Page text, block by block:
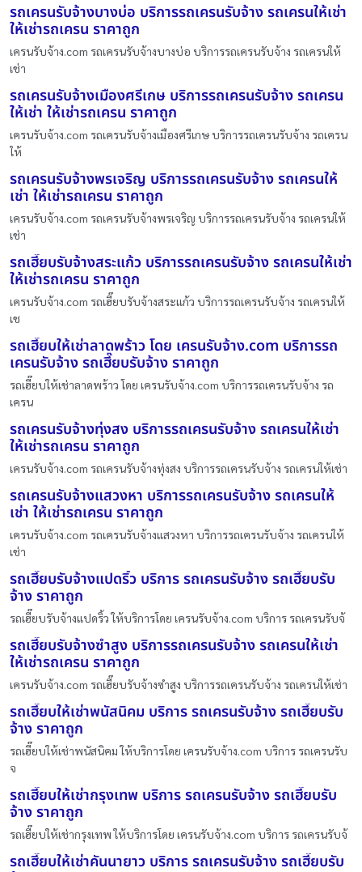
รถเครนรับจ้างบางบ่อ บริการรถเครนรับจ้าง รถเครนให้เช่า
ให้เช่ารถเครน ราคาถูก
เครนรับจ้าง.com รถเครนรับจ้างบางบ่อ บริการรถเครนรับจ้าง รถเครนให้
เช่า
รถเครนรับจ้างเมืองศรีเกษ บริการรถเครนรับจ้าง รถเครน
ให้เช่า ให้เช่ารถเครน ราคาถูก
เครนรับจ้าง.com รถเครนรับจ้างเมืองศรีเกษ บริการรถเครนรับจ้าง รถเครน
ให้
รถเครนรับจ้างพรเจริญ บริการรถเครนรับจ้าง รถเครนให้
เช่า ให้เช่ารถเครน ราคาถูก
เครนรับจ้าง.com รถเครนรับจ้างพรเจริญ บริการรถเครนรับจ้าง รถเครนให้
เช่า
รถเฮี๊ยบรับจ้างสระแก้ว บริการรถเครนรับจ้าง รถเครนให้เช่า
ให้เช่ารถเครน ราคาถูก
เครนรับจ้าง.com รถเฮี๊ยบรับจ้างสระแก้ว บริการรถเครนรับจ้าง รถเครนให้
เช
รถเฮี๊ยบให้เช่าลาดพร้าว โดย เครนรับจ้าง.com บริการรถ
เครนรับจ้าง รถเฮี๊ยบรับจ้าง ราคาถูก
รถเฮี๊ยบให้เช่าลาดพร้าว โดย เครนรับจ้าง.com บริการรถเครนรับจ้าง รถ
เครน
รถเครนรับจ้างทุ่งสง บริการรถเครนรับจ้าง รถเครนให้เช่า
ให้เช่ารถเครน ราคาถูก
เครนรับจ้าง.com รถเครนรับจ้างทุ่งสง บริการรถเครนรับจ้าง รถเครนให้เช่า
รถเครนรับจ้างแสวงหา บริการรถเครนรับจ้าง รถเครนให้
เช่า ให้เช่ารถเครน ราคาถูก
เครนรับจ้าง.com รถเครนรับจ้างแสวงหา บริการรถเครนรับจ้าง รถเครนให้
เช่า
รถเฮี๊ยบรับจ้างแปดริ้ว บริการ รถเครนรับจ้าง รถเฮี๊ยบรับ
จ้าง ราคาถูก
รถเฮี๊ยบรับจ้างแปดริ้ว ให้บริการโดย เครนรับจ้าง.com บริการ รถเครนรับจ้
รถเฮี๊ยบรับจ้างซำสูง บริการรถเครนรับจ้าง รถเครนให้เช่า
ให้เช่ารถเครน ราคาถูก
เครนรับจ้าง.com รถเฮี๊ยบรับจ้างซำสูง บริการรถเครนรับจ้าง รถเครนให้เช่า
รถเฮี๊ยบให้เช่าพนัสนิคม บริการ รถเครนรับจ้าง รถเฮี๊ยบรับ
จ้าง ราคาถูก
รถเฮี๊ยบให้เช่าพนัสนิคม ให้บริการโดย เครนรับจ้าง.com บริการ รถเครนรับ
จ
รถเฮี๊ยบให้เช่ากรุงเทพ บริการ รถเครนรับจ้าง รถเฮี๊ยบรับ
จ้าง ราคาถูก
รถเฮี๊ยบให้เช่ากรุงเทพ ให้บริการโดย เครนรับจ้าง.com บริการ รถเครนรับจ้
รถเฮี๊ยบให้เช่าคันนายาว บริการ รถเครนรับจ้าง รถเฮี๊ยบรับ